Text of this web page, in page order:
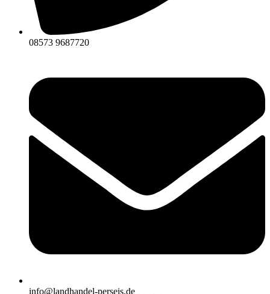
08573 9687720
info@landhandel-perseis.de